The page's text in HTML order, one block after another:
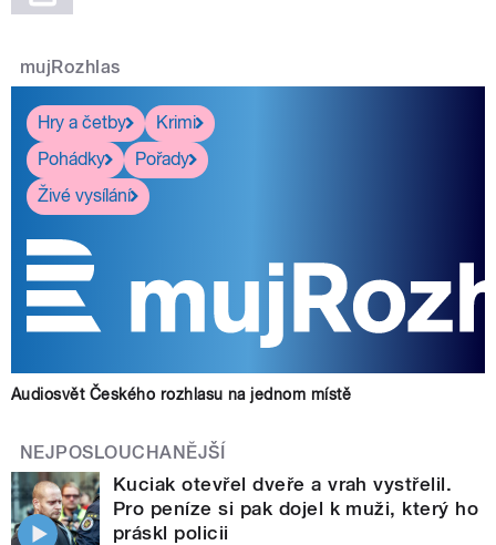
mujRozhlas
Hry a četby
Krimi
Pohádky
Pořady
Živé vysílání
Audiosvět Českého rozhlasu na jednom místě
NEJPOSLOUCHANĚJŠÍ
Kuciak otevřel dveře a vrah vystřelil.
Pro peníze si pak dojel k muži, který ho
práskl policii